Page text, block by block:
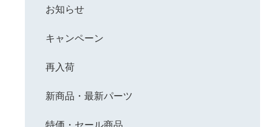
お知らせ
キャンペーン
再入荷
新商品・最新パーツ
特価・セール商品